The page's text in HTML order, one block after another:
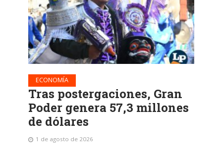
ECONOMÍA
Tras postergaciones, Gran
Poder genera 57,3 millones
de dólares
1 de agosto de 2026